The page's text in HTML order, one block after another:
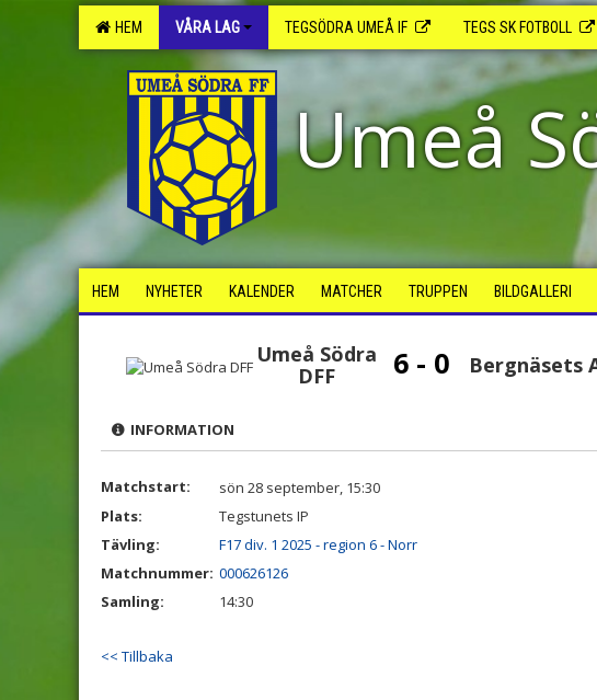
HEM VÅRA LAG TEGSÖDRA UMEÅ IF TEGS SK FOTBOLL
Umeå
HEM NYHETER KALENDER MATCHER TRUPPEN BILDGALLERI
Umeå Södra
DFF
6 - 0 Bergnäsets
INFORMATION
Matchstart:
sön 28 september, 15:30
Plats:
Tegstunets IP
Tävling:
F17 div. 1 2025 - region 6 - Norr
Matchnummer: 000626126
Samling:
14:30
<< Tillbaka